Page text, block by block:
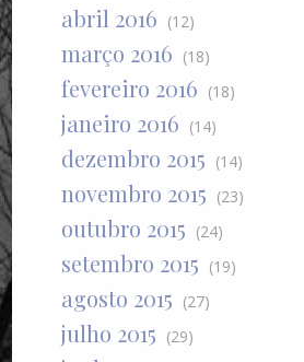
abril 2016 (12)
março 2016 (18)
fevereiro 2016 (18)
janeiro 2016 (14)
dezembro 2015 (14)
novembro 2015 (23)
outubro 2015 (24)
setembro 2015 (19)
agosto 2015 (27)
julho 2015 (29)